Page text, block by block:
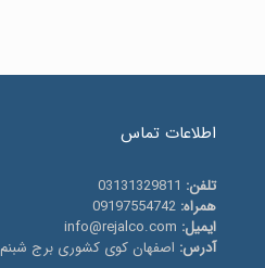
اطلاعات تماس
تلفن:
همراه:
ایمیل:
آدرس: اصفهان کوی کشوری برج شبنم 3 واحد 121